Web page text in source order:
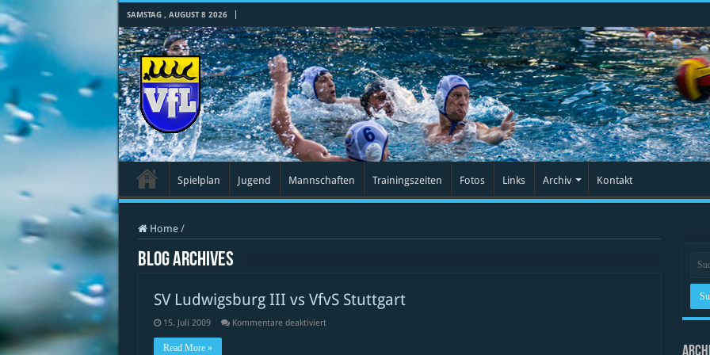
SAMSTAG , AUGUST 8 2026
Spielplan Jugend Mannschaften Trainingszeiten Fotos Links Archiv Kontakt
Home /
Blog Archives
SV Ludwigsburg III vs VfvS Stuttgart
15. Juli 2009 Kommentare deaktiviertfür
Read More »